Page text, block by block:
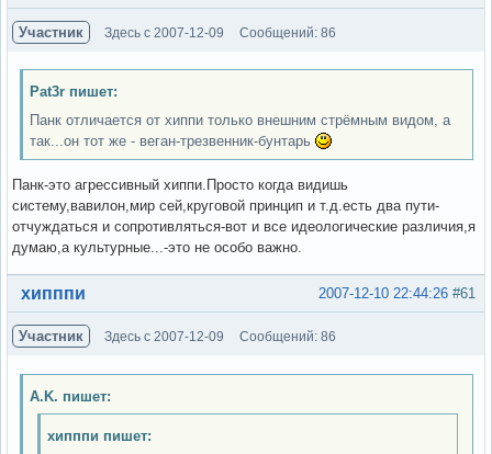
Участник Здесь с 2007-12-09 Сообщений: 86
Pat3r пишет:
Панк отличается от хиппи только внешним стрёмным видом, а
так...он тот же - веган-трезвенник-бунтарь
Панк-это агрессивный хиппи.Просто когда видишь
систему,вавилон,мир сей,круговой принцип и т.д.есть два пути-
отчуждаться и сопротивляться-вот и все идеологические различия,я
думаю,а культурные...-это не особо важно.
Вне форума #61
2007-12-10 22:44:26
хипппи
Участник Здесь с 2007-12-09 Сообщений: 86
A.K. пишет:
хипппи пишет: